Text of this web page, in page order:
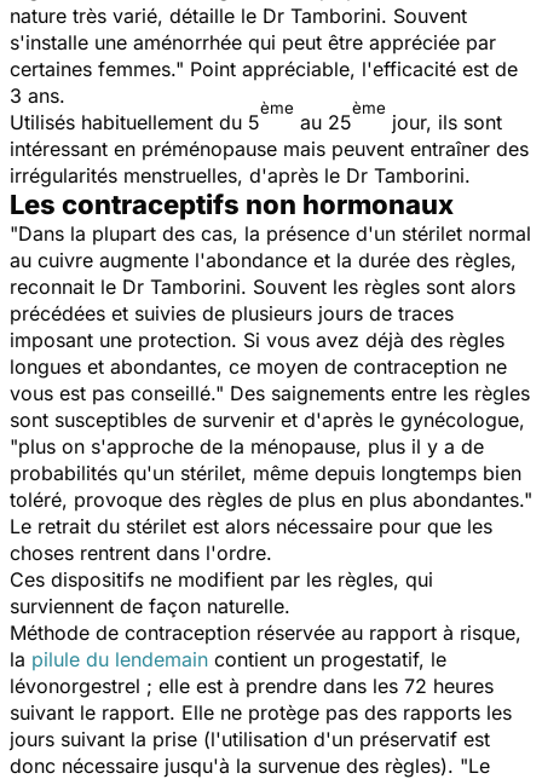
nature très varié, détaille le Dr Tamborini. Souvent
s'installe une aménorrhée qui peut être appréciée par
certaines femmes." Point appréciable, l'efficacité est de
3 ans.
Utilisés habituellement du 5
ème
au 25
ème
jour, ils sont
intéressant en préménopause mais peuvent entraîner des
irrégularités menstruelles, d'après le Dr Tamborini.
Les contraceptifs non hormonaux
"Dans la plupart des cas, la présence d'un stérilet normal
au cuivre augmente l'abondance et la durée des règles,
reconnait le Dr Tamborini. Souvent les règles sont alors
précé­dées et suivies de plusieurs jours de traces
imposant une protection. Si vous avez déjà des règles
longues et abondantes, ce moyen de contraception ne
vous est pas conseillé." Des saignements entre les règles
sont susceptibles de survenir et d'après le gynécologue,
"plus on s'approche de la ménopause, plus il y a de
probabilités qu'un stérilet, même depuis longtemps bien
toléré, provoque des règles de plus en plus abondantes."
Le retrait du stérilet est alors nécessaire pour que les
choses rentrent dans l'ordre.
Ces dispositifs ne modifient par les règles, qui
surviennent de façon naturelle.
Méthode de contraception réservée au rapport à risque,
la pilule du lendemain contient un progestatif, le
lévonorgestrel ; elle est à prendre dans les 72 heures
suivant le rapport. Elle ne protège pas des rapports les
jours suivant la prise (l'utilisation d'un préservatif est
donc nécessaire jusqu'à la survenue des règles). "Le